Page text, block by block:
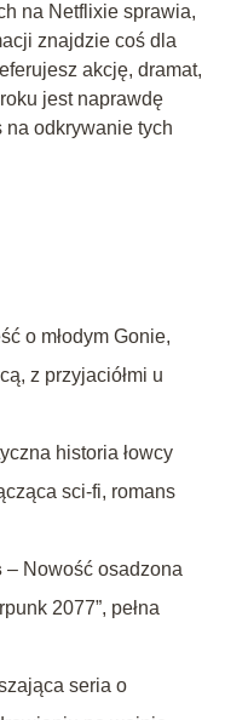
na Netflixie sprawia,
znajdzie coś dla
akcję, dramat,
jest naprawdę
odkrywanie tych
o młodym Gonie,
z przyjaciółmi u
historia łowcy
sci-fi, romans
– Nowość osadzona
2077”, pełna
seria o